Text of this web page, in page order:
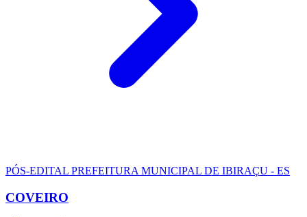
PÓS-EDITAL PREFEITURA MUNICIPAL DE IBIRAÇU - ES
COVEIRO